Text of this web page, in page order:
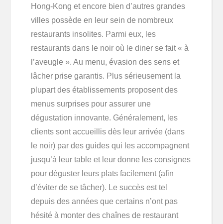
Hong-Kong et encore bien d’autres grandes
villes possède en leur sein de nombreux
restaurants insolites. Parmi eux, les
restaurants dans le noir où le diner se fait « à
l’aveugle ». Au menu, évasion des sens et
lâcher prise garantis. Plus sérieusement la
plupart des établissements proposent des
menus surprises pour assurer une
dégustation innovante. Généralement, les
clients sont accueillis dès leur arrivée (dans
le noir) par des guides qui les accompagnent
jusqu’à leur table et leur donne les consignes
pour déguster leurs plats facilement (afin
d’éviter de se tâcher). Le succès est tel
depuis des années que certains n’ont pas
hésité à monter des chaînes de restaurant